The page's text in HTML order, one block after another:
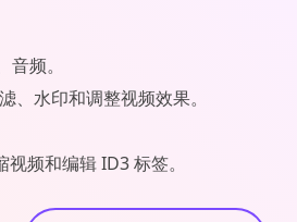
频。
、水印和调整视频效果。
频和编辑 ID3 标签。